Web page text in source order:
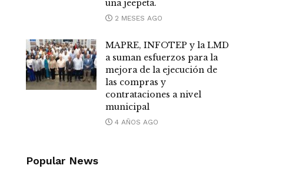
una jeepeta.
2 MESES AGO
MAPRE, INFOTEP y la LMD
a suman esfuerzos para la
mejora de la ejecución de
las compras y
contrataciones a nivel
municipal
4 AÑOS AGO
Popular News